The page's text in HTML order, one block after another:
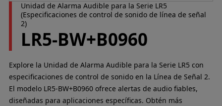
Unidad de Alarma Audible para la Serie LR5
(Especificaciones de control de sonido de línea de señal
2)
LR5-BW+B0960
Explore la Unidad de Alarma Audible para la Serie LR5 con
especificaciones de control de sonido en la Línea de Señal 2.
El modelo LR5-BW+B0960 ofrece alertas de audio fiables,
diseñadas para aplicaciones específicas. Obtén más